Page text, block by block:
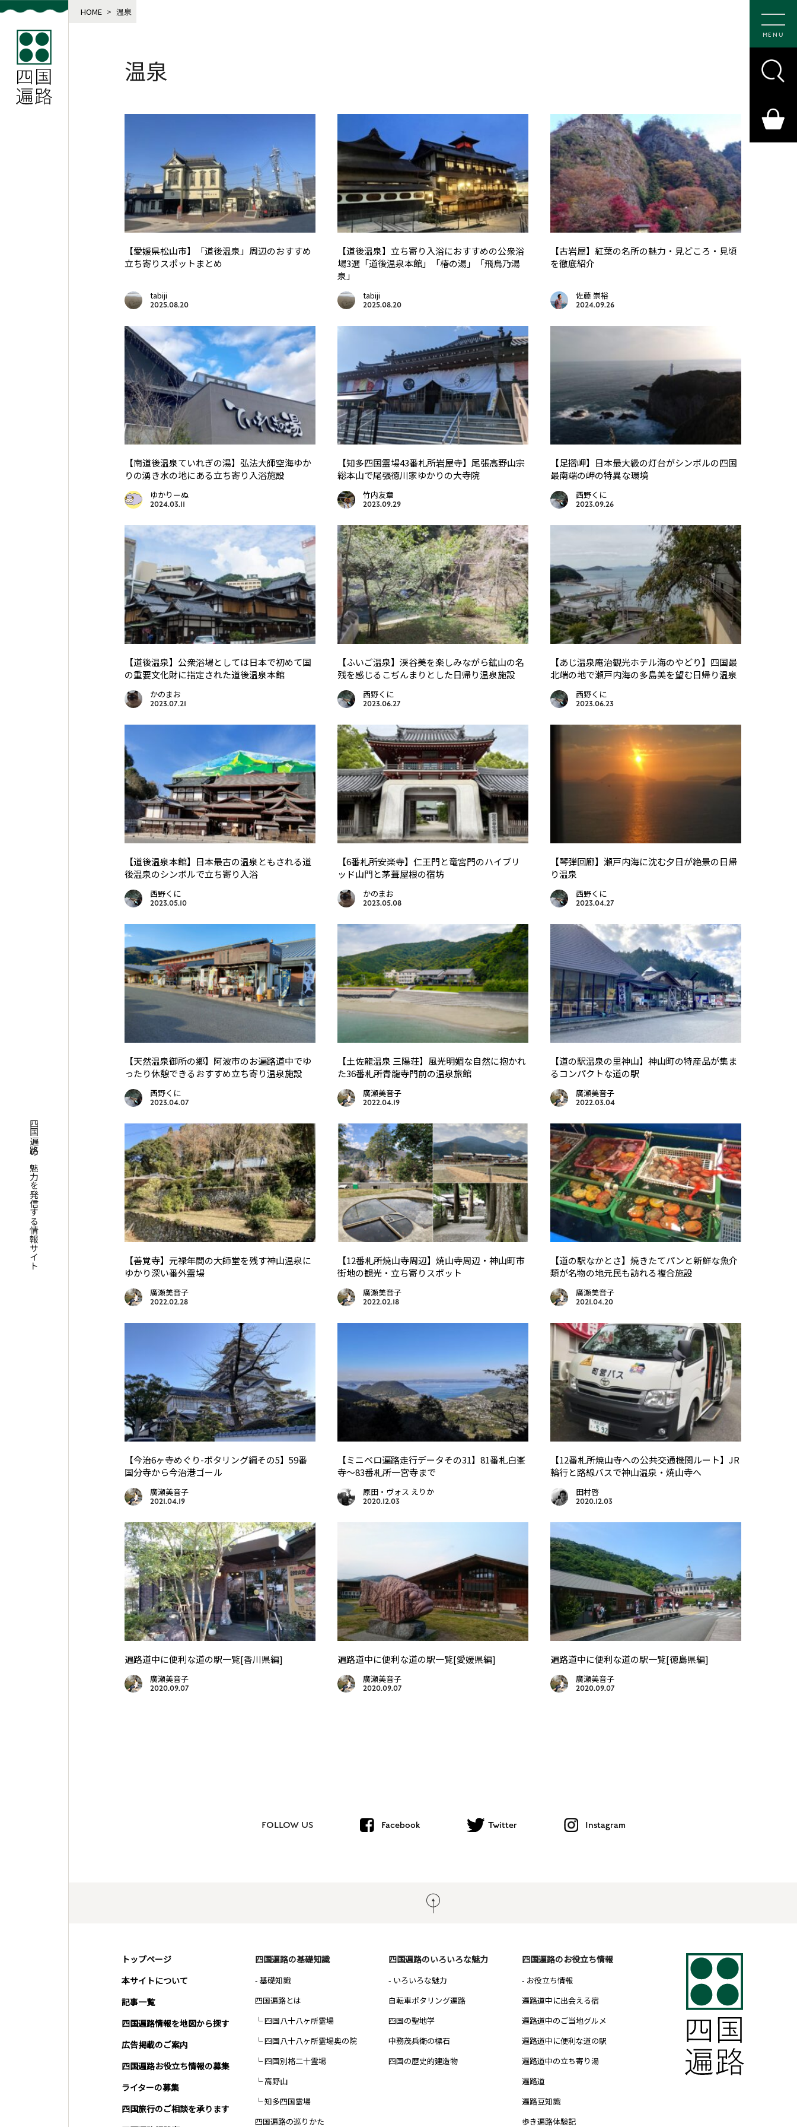
四国遍路の魅力を発信する情報サイト
MENU
HOME > 温泉
温泉
【愛媛県松山市】「道後温泉」周辺のおすすめ
立ち寄りスポットまとめ
tabiji
2025.08.20
【道後温泉】立ち寄り入浴におすすめの公衆浴
場3選「道後温泉本館」「椿の湯」「飛鳥乃湯
泉」
tabiji
2025.08.20
【古岩屋】紅葉の名所の魅力・見どころ・見頃
を徹底紹介
佐藤 崇裕
2024.09.26
【南道後温泉ていれぎの湯】弘法大師空海ゆか
りの湧き水の地にある立ち寄り入浴施設
ゆかりーぬ
2024.03.11
【知多四国霊場43番札所岩屋寺】尾張高野山宗
総本山で尾張徳川家ゆかりの大寺院
竹内友章
2023.09.29
【足摺岬】日本最大級の灯台がシンボルの四国
最南端の岬の特異な環境
西野くに
2023.09.26
【道後温泉】公衆浴場としては日本で初めて国
の重要文化財に指定された道後温泉本館
かのまお
2023.07.21
【ふいご温泉】渓谷美を楽しみながら鉱山の名
残を感じるこぢんまりとした日帰り温泉施設
西野くに
2023.06.27
【あじ温泉庵治観光ホテル海のやどり】四国最
北端の地で瀬戸内海の多島美を望む日帰り温泉
西野くに
2023.06.23
【道後温泉本館】日本最古の温泉ともされる道
後温泉のシンボルで立ち寄り入浴
西野くに
2023.05.10
【6番札所安楽寺】仁王門と竜宮門のハイブリ
ッド山門と茅葺屋根の宿坊
かのまお
2023.05.08
【琴弾回廊】瀬戸内海に沈む夕日が絶景の日帰
り温泉
西野くに
2023.04.27
【天然温泉御所の郷】阿波市のお遍路道中でゆ
ったり休憩できるおすすめ立ち寄り温泉施設
西野くに
2023.04.07
【土佐龍温泉 三陽荘】風光明媚な自然に抱かれ
た36番札所青龍寺門前の温泉旅館
廣瀬美音子
2022.04.19
【道の駅温泉の里神山】神山町の特産品が集ま
るコンパクトな道の駅
廣瀬美音子
2022.03.04
【善覚寺】元禄年間の大師堂を残す神山温泉に
ゆかり深い番外霊場
廣瀬美音子
2022.02.28
【12番札所焼山寺周辺】焼山寺周辺・神山町市
街地の観光・立ち寄りスポット
廣瀬美音子
2022.02.18
【道の駅なかとさ】焼きたてパンと新鮮な魚介
類が名物の地元民も訪れる複合施設
廣瀬美音子
2021.04.20
【今治6ヶ寺めぐり-ポタリング編その5】59番
国分寺から今治港ゴール
廣瀬美音子
2021.04.19
【ミニベロ遍路走行データその31】81番札白峯
寺〜83番札所一宮寺まで
原田・ヴォス えりか
2020.12.03
【12番札所焼山寺への公共交通機関ルート】JR
輪行と路線バスで神山温泉・焼山寺へ
田村啓
2020.12.03
遍路道中に便利な道の駅一覧[香川県編]
廣瀬美音子
2020.09.07
遍路道中に便利な道の駅一覧[愛媛県編]
廣瀬美音子
2020.09.07
遍路道中に便利な道の駅一覧[徳島県編]
廣瀬美音子
2020.09.07
FOLLOW US Facebook Twitter Instagram
トップページ
本サイトについて
記事一覧
四国遍路情報を地図から探す
広告掲載のご案内
四国遍路お役立ち情報の募集
ライターの募集
四国旅行のご相談を承ります
四国遍路の基礎知識
- 基礎知識
四国遍路とは
四国八十八ヶ所霊場
四国八十八ヶ所霊場奥の院
四国別格二十霊場
高野山
知多四国霊場
四国遍路の巡りかた
四国遍路のいろいろな魅力
- いろいろな魅力
自転車ポタリング遍路
四国の聖地学
中務茂兵衛の標石
四国の歴史的建造物
四国遍路のお役立ち情報
- お役立ち情報
遍路道中に出会える宿
遍路道中のご当地グルメ
遍路道中に便利な道の駅
遍路道中の立ち寄り湯
遍路道
遍路豆知識
歩き遍路体験記